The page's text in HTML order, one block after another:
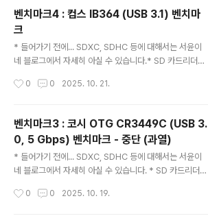
en1, 5 Gbps) 벤치마크제품사진벤치마크벤치마에서 좋
은 결과가 나와서 기분이 좋습니다. 렉사 이놈은... 왜... 이
래?? 대부분 잘 되었습니다. 발열도 손이 뜨거울 정도는 아
니고... 단점...?저기에 SD카드(TF카드) 꽂을 때 저 홈보다
안쪽으로 약간 더 밀어넣어야 합니다. 안쪽에 스프링이 있
게 됩니다. 못 찾게 될 수도..
벤치마크4 : 컴스 IB364 (USB 3.1) 벤치마
크
* 들어가기 전에... SDXC, SDHC 등에 대해서는 서윤이
네 블로그에서 자세히 아실 수 있습니다.* SD 카드리더기
치마크 02 참조* 벤치마크 03 참조벤치마크4 : 컴스 IB3
364 Card reader Support USB 3.1 Type-C port
이거 구라임... 믿지 마세요. 제품 사진벤치마크 마치며 나
름대로 안 좋은 추억이 있는 리더기다. 지난 번에 속았으면
서도 이번에 또 속았다. 이거 내구성도 안 좋다. 검정색 리
더기는 부서졌다. ㅡㅡ;; 참고로 테스트는 어제 진행했다.
을 많이 소비했다. 결국 결론..
0 0 2025. 10. 21.
벤치마크3 : 코시 OTG CR3449C (USB 3.
0, 5 Gbps) 벤치마크 - 중단 (과열)
* 들어가기 전에... SDXC, SDHC 등에 대해서는 서윤이
네 블로그에서 자세히 아실 수 있습니다. * SD 카드리더기
치마크 02 참조벤치마크3 : 코시 OTG CR3449C (US
0 0 2025. 10. 19.